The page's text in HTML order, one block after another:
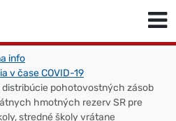
info
v čase COVID-19
distribúcie pohotovostných zásob
hmotných rezerv SR pre
stredné školy vrátane